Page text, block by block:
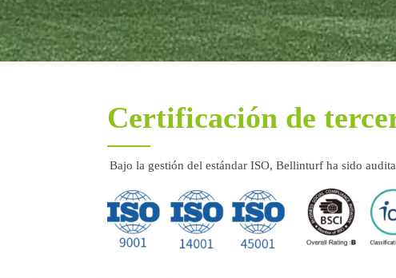
Certificación de
Bajo la gestión del estándar ISO, Bellinturf ha sido